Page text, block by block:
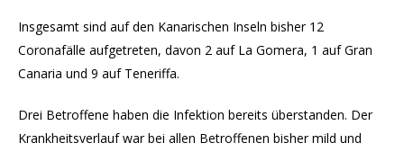
Insgesamt sind auf den Kanarischen Inseln bisher 12
Coronafälle aufgetreten, davon 2 auf La Gomera, 1 auf Gran
Canaria und 9 auf Teneriffa.
Drei Betroffene haben die Infektion bereits überstanden. Der
Krankheitsverlauf war bei allen Betroffenen bisher mild und